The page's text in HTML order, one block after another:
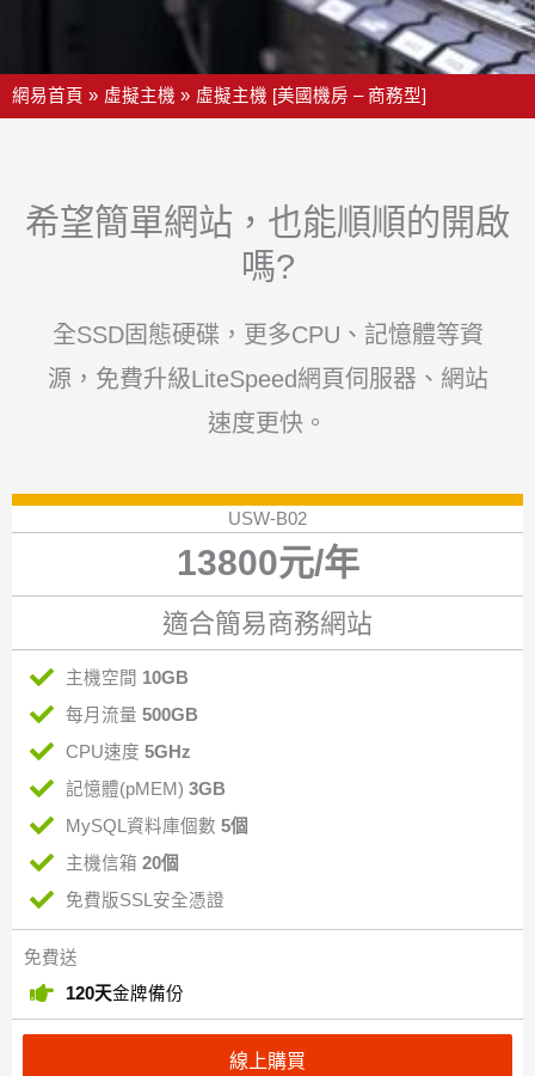
網易首頁 虛擬主機 虛擬主機 [美國機房 – 商務型]
希望簡單網站，也能順順的開啟
嗎?
全SSD固態硬碟，更多CPU、記憶體等資
源，免費升級LiteSpeed網頁伺服器、網站
速度更快。
USW-B02
13800元/年
適合簡易商務網站
主機空間 10GB
每月流量 500GB
CPU速度 5GHz
記憶體(pMEM) 3GB
MySQL資料庫個數 5個
主機信箱 20個
免費版SSL安全憑證
免費送
120天金牌備份
線上購買